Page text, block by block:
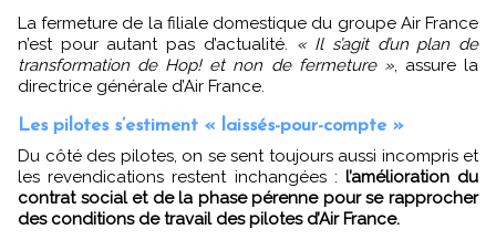
La fermeture de la filiale domestique du groupe Air France
n’est pour autant pas d’actualité. « Il s’agit d’un plan de
transformation de Hop! et non de fermeture », assure la
directrice générale d’Air France.
Les pilotes s’estiment « laissés-pour-compte »
Du côté des pilotes, on se sent toujours aussi incompris et
les revendications restent inchangées : l’amélioration du
contrat social et de la phase pérenne pour se rapprocher
des conditions de travail des pilotes d’Air France.